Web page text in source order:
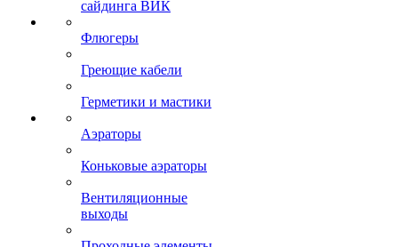
сайдинга ВИК
Флюгеры
Греющие кабели
Герметики и мастики
Аэраторы
Коньковые аэраторы
Вентиляционные
выходы